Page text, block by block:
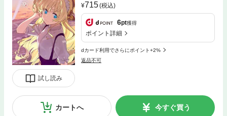
試し読み
715(税込)
6pt獲得
ポイント詳細
dカード利用でさらにポイント+2%
返品不可
カートへ 今すぐ買う